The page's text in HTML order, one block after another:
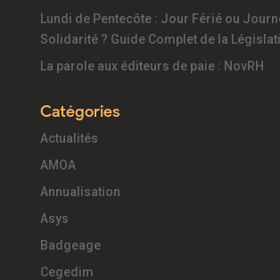
Lundi de Pentecôte : Jour Férié ou
Solidarité ? Guide Complet de la
La parole aux éditeurs de paie : NovRH
Catégories
Actualités
AMOA
Annualisation
Asys
Badgeage
Cegedim